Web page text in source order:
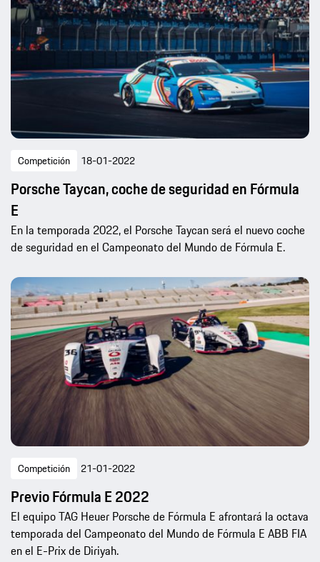
Competición 18-01-2022
Porsche Taycan, coche de seguridad en Fórmula
E
En la temporada 2022, el Porsche Taycan será el nuevo coche
de seguridad en el Campeonato del Mundo de Fórmula E.
Competición 21-01-2022
Previo Fórmula E 2022
El equipo TAG Heuer Porsche de Fórmula E afrontará la octava
temporada del Campeonato del Mundo de Fórmula E ABB FIA
en el E-Prix de Diriyah.